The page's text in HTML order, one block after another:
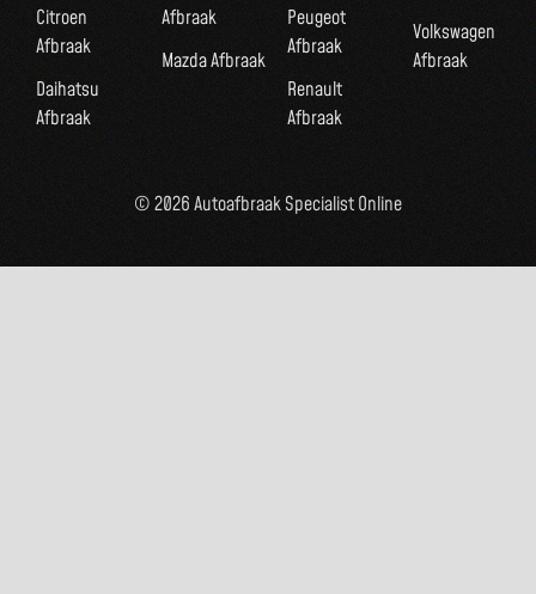
Citroen
Afbraak
Daihatsu
Afbraak
Afbraak
Mazda Afbraak
Peugeot
Afbraak
Renault
Afbraak
Volkswagen
Afbraak
© 2026 Autoafbraak Specialist Online